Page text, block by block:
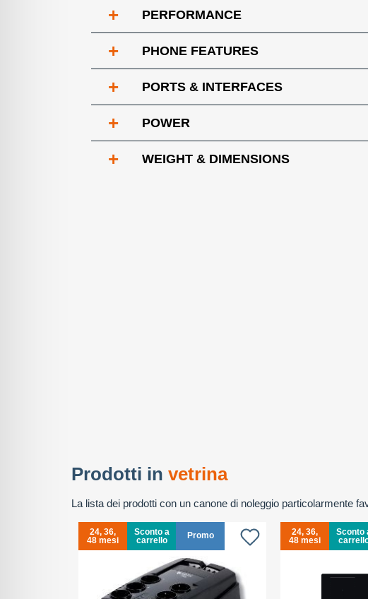
+ PERFORMANCE
+ PHONE FEATURES
+ PORTS & INTERFACES
+ POWER
+ WEIGHT & DIMENSIONS
Prodotti in vetrina
La lista dei prodotti con un canone di noleggio particolarmente
24, 36,
48 mesi
Sconto a
carrello
Promo
24, 36,
48 mesi
Sconto